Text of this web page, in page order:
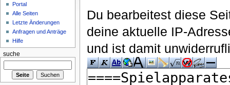
Du bearbeitest diese
deine aktuelle IP-
und ist damit
Portal
Alle Seiten
Letzte Änderungen
Anfragen und Anträge
Hilfe
suche